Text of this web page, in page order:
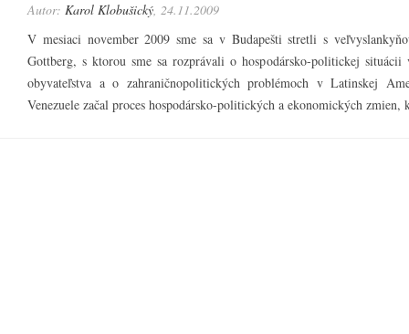
Autor: Karol Klobušický, 24.11.2009
V mesiaci november 2009 sme sa v Budapešti stretli s
Gottberg, s ktorou sme sa rozprávali o hospodársko-politickej
obyvateľstva a o zahraničnopolitických problémoch v Latinskej
Venezuele začal proces hospodársko-politických a ekonomických